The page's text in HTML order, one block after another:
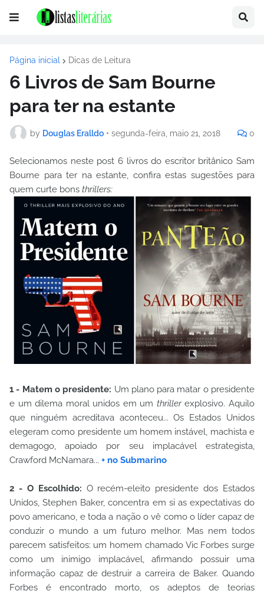
Página inicial Dicas de Leitura
6 Livros de Sam Bourne
para ter na estante
by Douglas Eralldo • segunda-feira, maio 21, 2018 0
Selecionamos neste post 6 livros do escritor britânico Sam
Bourne para ter na estante, confira estas sugestões para
quem curte bons thrillers:
1 - Matem o presidente: Um plano para matar o presidente
e um dilema moral unidos em um thrillerexplosivo. Aquilo
que ninguém acreditava aconteceu... Os Estados Unidos
elegeram como presidente um homem instável, machista e
demagogo, apoiado por seu implacável estrategista,
Crawford McNamara... + no Submarino
2 - O Escolhido: O recém-eleito presidente dos Estados
Unidos, Stephen Baker, concentra em si as expectativas do
povo americano, e toda a nação o vê como o líder capaz de
conduzir o mundo a um futuro melhor. Mas nem todos
parecem satisfeitos: um homem chamado Vic Forbes surge
como um inimigo implacável, afirmando possuir uma
informação capaz de destruir a carreira de Baker. Quando
Forbes é encontrado morto, os adeptos de teorias